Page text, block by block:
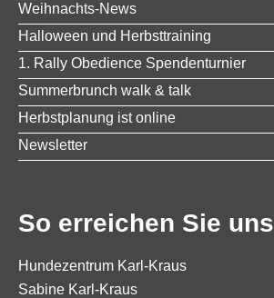
Weihnachts-News
Halloween und Herbsttraining
1. Rally Obedience Spendenturnier
Summerbrunch walk & talk
Herbstplanung ist online
Newsletter
So erreichen Sie uns
Hundezentrum Karl-Kraus
Sabine Karl-Kraus